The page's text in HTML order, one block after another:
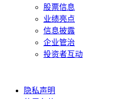
股票信息
业绩亮点
信息披露
企业管治
投资者互动
隐私声明